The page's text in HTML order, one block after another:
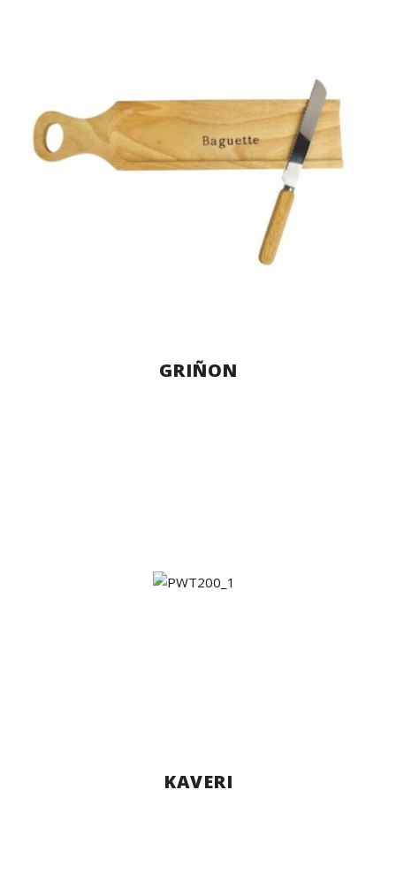
GRIÑON
KAVERI